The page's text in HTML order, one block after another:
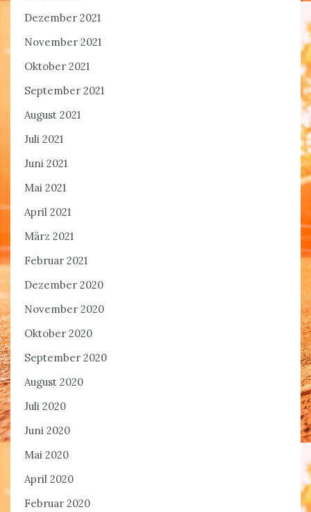
Dezember 2021
November 2021
Oktober 2021
September 2021
August 2021
Juli 2021
Juni 2021
Mai 2021
April 2021
März 2021
Februar 2021
Dezember 2020
November 2020
Oktober 2020
September 2020
August 2020
Juli 2020
Juni 2020
Mai 2020
April 2020
Februar 2020